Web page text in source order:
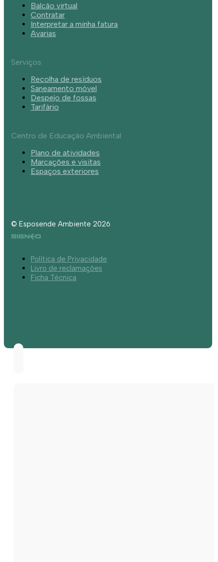
Balcão virtual
Contratar
Interpretar a minha fatura
Avarias
Serviços
Recolha de resíduos
Saneamento móvel
Despejo de fossas
Tarifário
Centro de Educação Ambiental
Plano de atividades
Marcações e visitas
Espaços exteriores
© Esposende Ambiente 2026
Política de Privacidade
Livro de reclamações
Ficha Técnica